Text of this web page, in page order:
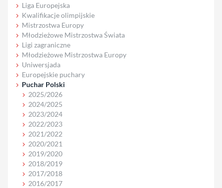
Liga Europejska
Kwalifikacje olimpijskie
Mistrzostwa Europy
Młodzieżowe Mistrzostwa Świata
Ligi zagraniczne
Młodzieżowe Mistrzostwa Europy
Uniwersjada
Europejskie puchary
Puchar Polski
2025/2026
2024/2025
2023/2024
2022/2023
2021/2022
2020/2021
2019/2020
2018/2019
2017/2018
2016/2017